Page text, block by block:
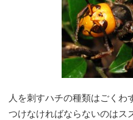
人を刺すハチの種類はごくわ
つけなければならないのはス